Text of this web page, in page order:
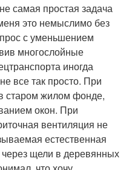
самая простая задача
это немыслимо без
с уменьшением
многослойные
иногда
все так просто. При
старом жилом фонде,
окон. При
вентиляция не
естественная
щели в деревянных